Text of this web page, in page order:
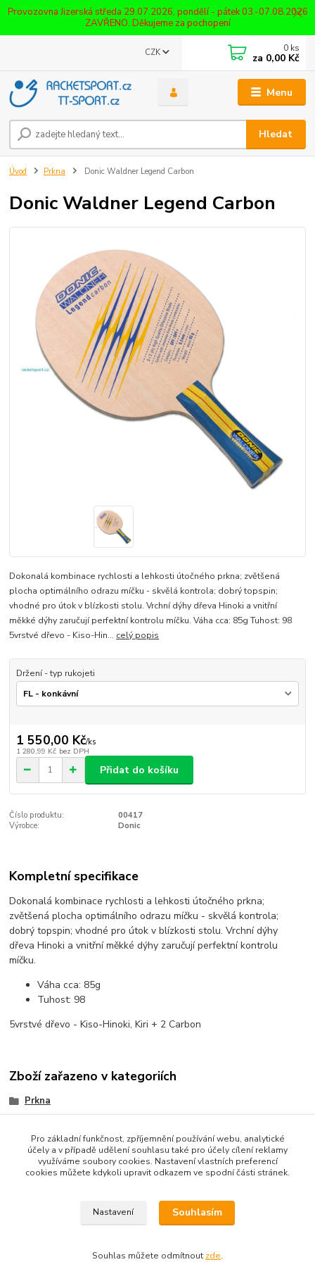
Provozovna Jizerská středa 29.07.2026, pondělí - pátek 03.-07.08.2026
ZAVŘENO. Děkujeme za pochopení
Menu
CZK
Hledat
0 ks
za 0,00 Kč
Úvod Prkna Donic Waldner Legend Carbon
Donic Waldner Legend Carbon
Dokonalá kombinace rychlosti a lehkosti útočného prkna; zvětšená
plocha optimálního odrazu míčku - skvělá kontrola; dobrý topspin;
vhodné pro útok v blízkosti stolu. Vrchní dýhy dřeva Hinoki a vnitřní
měkké dýhy zaručují perfektní kontrolu míčku. Váha cca: 85g Tuhost: 98
5vrstvé dřevo - Kiso-Hin... celý popis
Držení - typ rukojeti
1 550,00 Kč/ks
1 280,99 Kč bez DPH
Přidat do košíku
Číslo produktu:
00417
Výrobce:
Donic
Kompletní specifikace
Dokonalá kombinace rychlosti a lehkosti útočného prkna;
zvětšená plocha optimálního odrazu míčku - skvělá kontrola;
dobrý topspin; vhodné pro útok v blízkosti stolu.Vrchní dýhy
dřeva Hinoki a vnitřní měkké dýhy zaručují perfektní kontrolu
míčku.
Váha cca: 85g
Tuhost: 98
5vrstvé dřevo - Kiso-Hinoki, Kiri + 2 Carbon
Zboží zařazeno v kategoriích
Prkna
Copyright © 2010-2025 TT-SPORT.cz & RACKETSPORT.cz
Pro základní funkčnost, zpříjemnění používání webu, analytické
účely a v případě udělení souhlasu také pro účely cílení reklamy
využíváme soubory cookies. Nastavení vlastních preferencí
cookies můžete kdykoli upravit odkazem ve spodní části stránek.
Nastavení Souhlasím
Souhlas můžete odmítnout zde.